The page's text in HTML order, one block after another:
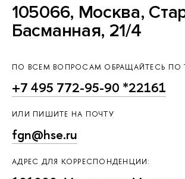
105066, Москва,
Басманная, 21/4
ПО ВСЕМ ВОПРОСАМ ОБРАЩАЙТЕСЬ ПО
+7 495 772-95-90 *22161
ИЛИ ПИШИТЕ НА ПОЧТУ
fgn@hse.ru
АДРЕС ДЛЯ КОРРЕСПОНДЕНЦИИ: